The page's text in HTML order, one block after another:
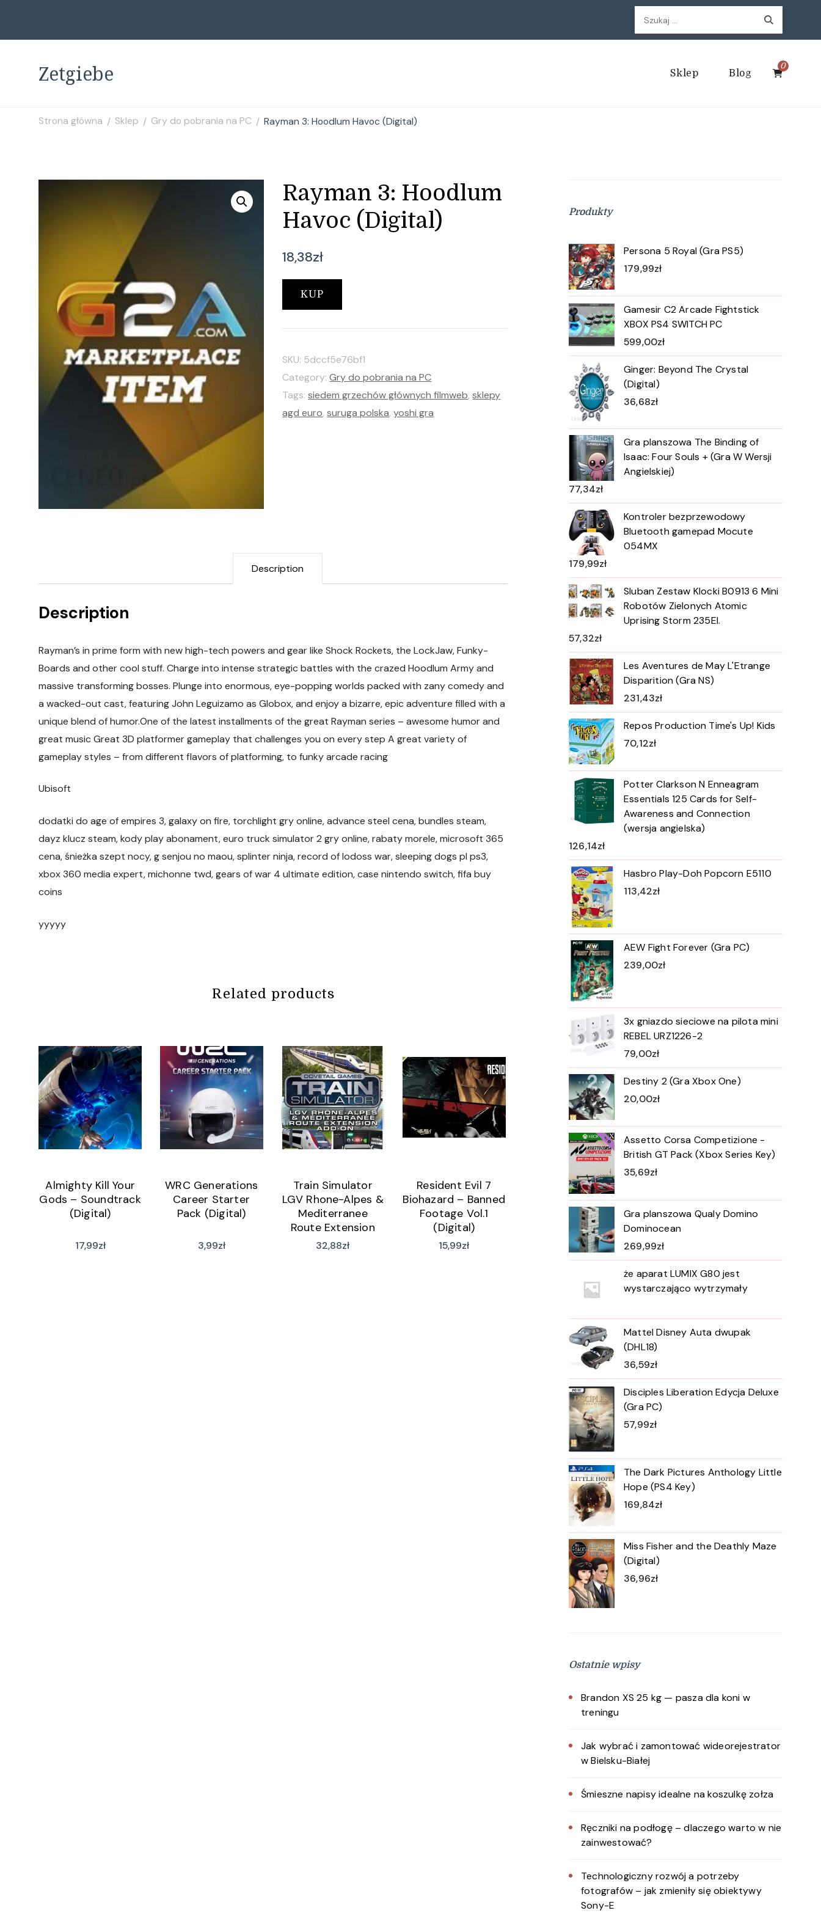
Szukaj:
Zetgiebe Sklep Blog
0
Strona główna / Sklep / Gry do pobrania na PC / Rayman 3: Hoodlum Havoc (Digital)
Rayman 3: Hoodlum
Havoc (Digital)
18,38zł
KUP
SKU: 5dccf5e76bf1
Category:Gry do pobrania na PC
Tags:siedem grzechów głównych filmweb,sklepy
agd euro,suruga polska,yoshi gra
Description
Description
Rayman’s in prime form with new high-tech powers and gear like Shock Rockets, the LockJaw, Funky-
Boards and other cool stuff. Charge into intense strategic battles with the crazed Hoodlum Army and
massive transforming bosses. Plunge into enormous, eye-popping worlds packed with zany comedy and
a wacked-out cast, featuring John Leguizamo as Globox, and enjoy a bizarre, epic adventure filled with a
unique blend of humor.One of the latest installments of the great Rayman series – awesome humor and
great music Great 3D platformer gameplay that challenges you on every step A great variety of
gameplay styles – from different flavors of platforming, to funky arcade racing
Ubisoft
dodatki do age of empires 3, galaxy on fire, torchlight gry online, advance steel cena, bundles steam,
dayz klucz steam, kody play abonament, euro truck simulator 2 gry online, rabaty morele, microsoft 365
cena, śnieżka szept nocy, g senjou no maou, splinter ninja, record of lodoss war, sleeping dogs pl ps3,
xbox 360 media expert, michonne twd, gears of war 4 ultimate edition, case nintendo switch, fifa buy
coins
yyyyy
Related products
Almighty Kill Your
Gods – Soundtrack
(Digital)
17,99zł
WRC Generations
Career Starter
Pack (Digital)
3,99zł
Train Simulator
LGV Rhone-Alpes &
Mediterranee
Route Extension
(Digital)
32,88zł
Resident Evil 7
Biohazard – Banned
Footage Vol.1
(Digital)
15,99zł
Produkty
Persona 5 Royal (Gra PS5)
179,99zł
Gamesir C2 Arcade Fightstick
XBOX PS4 SWITCH PC
599,00zł
Ginger: Beyond The Crystal
(Digital)
36,68zł
Gra planszowa The Binding of
Isaac: Four Souls + (Gra W Wersji
Angielskiej)
77,34zł
Kontroler bezprzewodowy
Bluetooth gamepad Mocute
054MX
179,99zł
Sluban Zestaw Klocki B0913 6 Mini
Robotów Zielonych Atomic
Uprising Storm 235El.
57,32zł
Les Aventures de May L'Etrange
Disparition (Gra NS)
231,43zł
Repos Production Time's Up! Kids
70,12zł
Potter Clarkson N Enneagram
Essentials 125 Cards for Self-
Awareness and Connection
(wersja angielska)
126,14zł
Hasbro Play-Doh Popcorn E5110
113,42zł
AEW Fight Forever (Gra PC)
239,00zł
3x gniazdo sieciowe na pilota mini
REBEL URZ1226-2
79,00zł
Destiny 2 (Gra Xbox One)
20,00zł
Assetto Corsa Competizione -
British GT Pack (Xbox Series Key)
35,69zł
Gra planszowa Qualy Domino
Dominocean
269,99zł
że aparat LUMIX G80 jest
wystarczająco wytrzymały
Mattel Disney Auta dwupak
(DHL18)
36,59zł
Disciples Liberation Edycja Deluxe
(Gra PC)
57,99zł
The Dark Pictures Anthology Little
Hope (PS4 Key)
169,84zł
Miss Fisher and the Deathly Maze
(Digital)
36,96zł
Ostatnie wpisy
Brandon XS 25 kg — pasza dla koni w
treningu
Jak wybrać i zamontować wideorejestrator
w Bielsku-Białej
Śmieszne napisy idealne na koszulkę zołza
Ręczniki na podłogę – dlaczego warto w nie
zainwestować?
Technologiczny rozwój a potrzeby
fotografów – jak zmieniły się obiektywy
Sony-E